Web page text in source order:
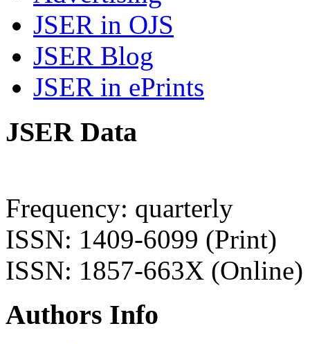
JSER in OJS
JSER Blog
JSER in ePrints
JSER Data
Frequency: quarterly
ISSN: 1409-6099 (Print)
ISSN: 1857-663X (Online)
Authors Info